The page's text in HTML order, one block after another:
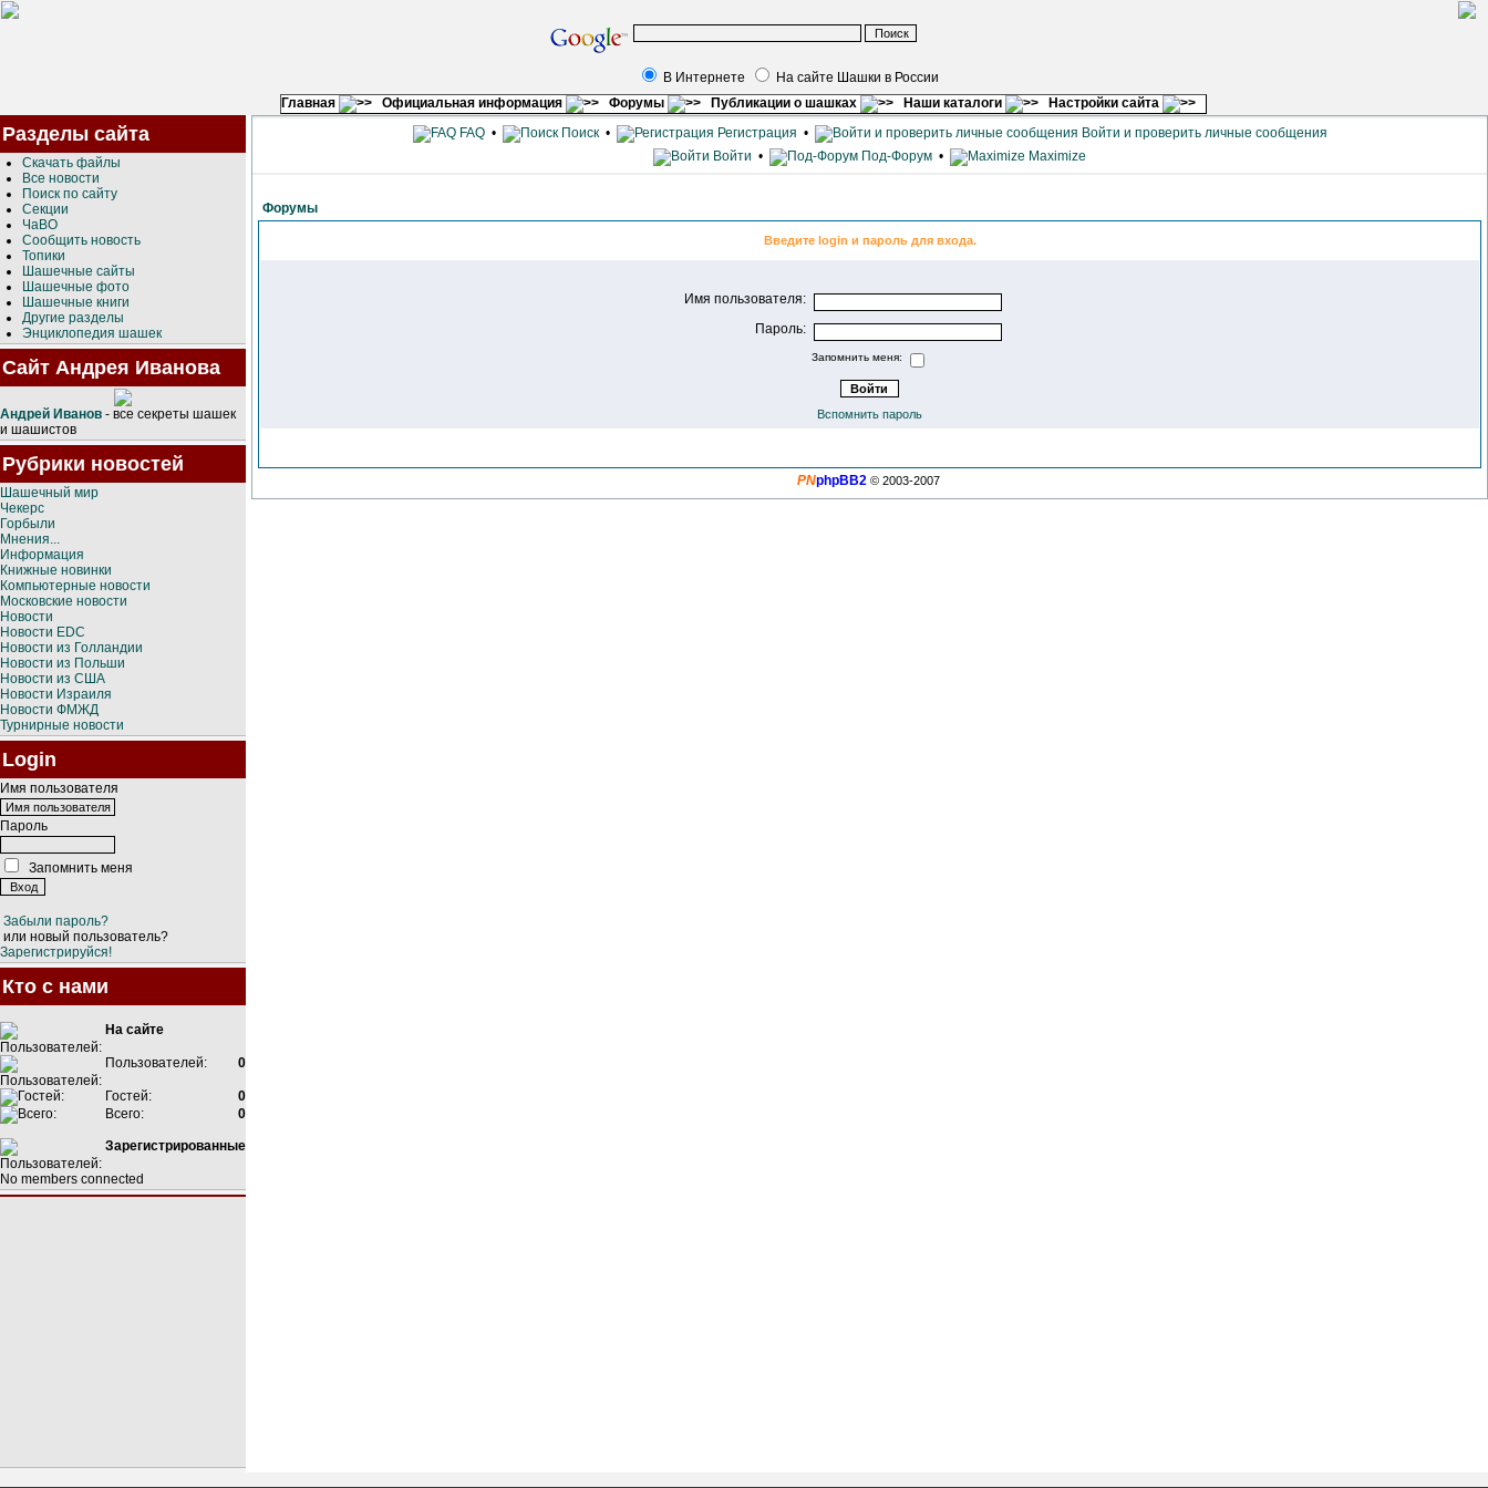
В Интернете
На сайте Шашки в России
Главная
Официальная информация Форумы Публикации о шашках Наши каталоги Настройки сайта
Разделы сайта
Скачать файлы
Все новости
Поиск по сайту
Секции
ЧаВО
Сообщить новость
Топики
Шашечные сайты
Шашечные фото
Шашечные книги
Другие разделы
Энциклопедия шашек
Сайт Андрея Иванова
Андрей Иванов - все секреты шашек
и шашистов
Рубрики новостей
Шашечный мир
Чекерс
Горбыли
Мнения...
Информация
Книжные новинки
Компьютерные новости
Московские новости
Новости
Новости EDC
Новости из Голландии
Новости из Польши
Новости из США
Новости Израиля
Новости ФМЖД
Турнирные новости
Login
Имя пользователя
Пароль
Запомнить меня
Забыли пароль?
или новый пользователь?
Зарегистрируйся!
Кто с нами
На сайте
Пользователей: 0
Гостей:
0
Всего:
0
Зарегистрированные
No members connected
FAQ• Поиск• Регистрация •
Войти и проверить личные сообщения
Войти • Под-Форум • Maximize
Форумы
Введите login и пароль для входа.
Имя пользователя:
Пароль:
Запомнить меня:
Вспомнить пароль
PNphpBB2 © 2003-2007